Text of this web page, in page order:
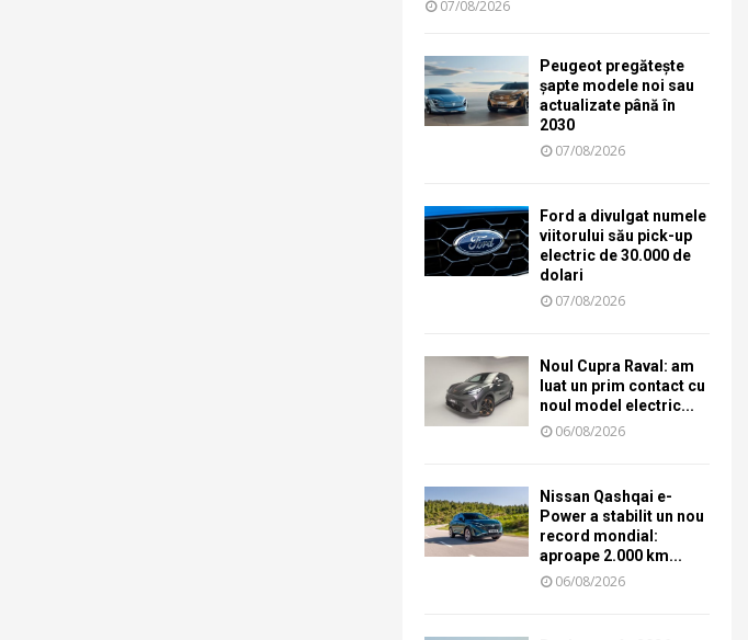
07/08/2026
Peugeot pregătește
șapte modele noi sau
actualizate până în
2030
07/08/2026
Ford a divulgat numele
viitorului său pick-up
electric de 30.000 de
dolari
07/08/2026
Noul Cupra Raval: am
luat un prim contact cu
noul model electric...
06/08/2026
Nissan Qashqai e-
Power a stabilit un nou
record mondial:
aproape 2.000 km...
06/08/2026